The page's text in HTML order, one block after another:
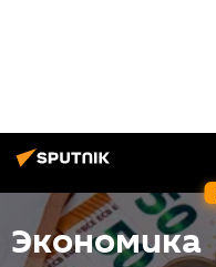
Экономика